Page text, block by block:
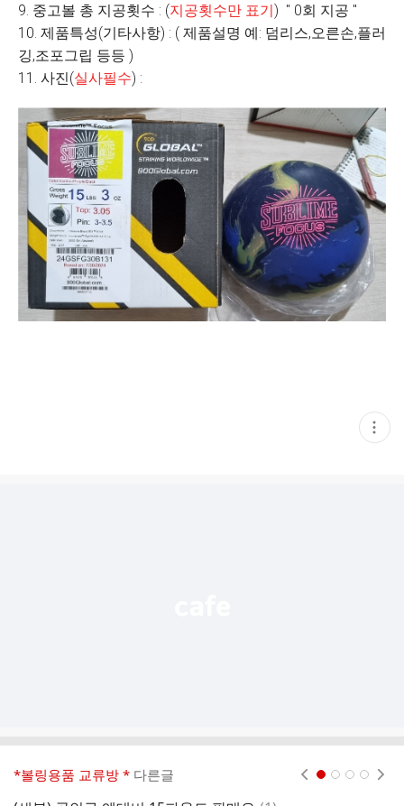
9. 중고볼 총 지공횟수 : (지공횟수만 표기) " 0회 지공 "
10. 제품특성(기타사항) : ( 제품설명 예: 덤리스,오른손,플러
깅,조포그립 등등 )
11. 사진(실사필수) :
현
재
*볼링용품 교류방 * 다른글